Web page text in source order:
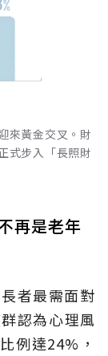
來黃金交叉。財
式步入「長照財
再是老年
者最需面對
認為心理風
例達24%，